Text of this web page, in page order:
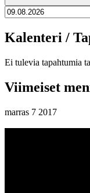
Kalenteri /
Ei tulevia tapahtumia
Viimeiset
marras 7 2017